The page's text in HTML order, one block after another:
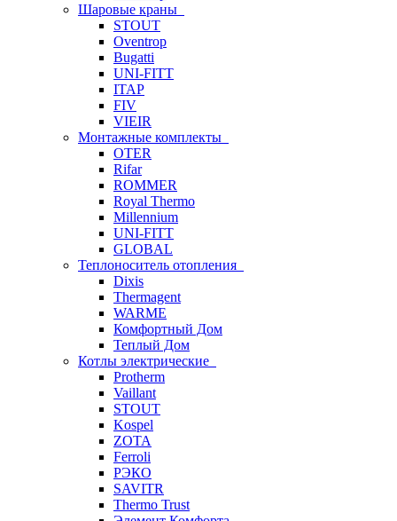
Шаровые краны
STOUT
Oventrop
Bugatti
UNI-FITT
ITAP
FIV
VIEIR
Монтажные комплекты
OTER
Rifar
ROMMER
Royal Thermo
Millennium
UNI-FITT
GLOBAL
Теплоноситель отопления
Dixis
Thermagent
WARME
Комфортный Дом
Теплый Дом
Котлы электрические
Protherm
Vaillant
STOUT
Kospel
ZOTA
Ferroli
РЭКО
SAVITR
Thermo Trust